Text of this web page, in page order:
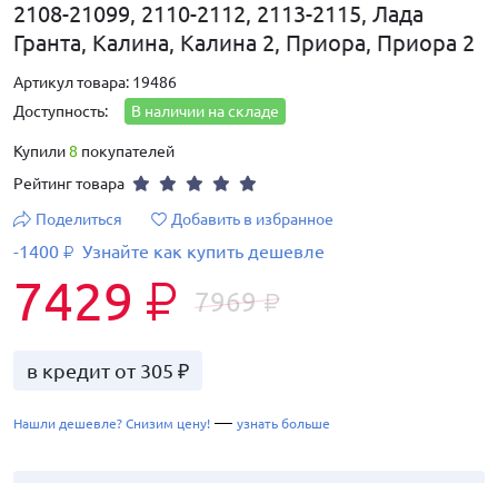
2108-21099, 2110-2112, 2113-2115, Лада
Гранта, Калина, Калина 2, Приора, Приора 2
Артикул товара: 19486
Доступность:
В наличии на складе
Купили8 покупателей
Рейтинг товара
Поделиться
Добавить в избранное
-1400 ₽ Узнайте как купить дешевле
7429 ₽ 7969₽
в кредит от 305 ₽
Нашли дешевле? Снизим цену! — узнать больше